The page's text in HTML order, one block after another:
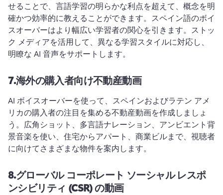
せることで、言語学習の明らかな利点を超えて、概念を明
確かつ効率的に教えることができます。 スペイン語のボイ
スオーバーはより幅広い学習者の関心を引きます。 ストッ
ク メディアを活用して、異なる学習スタイルに対応し、
明瞭な AI 音声をサポートします。
7.海外の購入者向け不動産動画
AI ボイスオーバーを使って、スペインおよびラテン アメ
リカの購入者の注目を集める不動産動画を作成しましょ
う。 広角ショット、多言語ナレーション、アンビエント背
景音楽を使い、住宅からアパート、商業ビルまで、視聴者
に向けてさまざまな物件を案内します。
8.グローバル コーポレート ソーシャル レスポ
ンシビリティ (CSR) の動画